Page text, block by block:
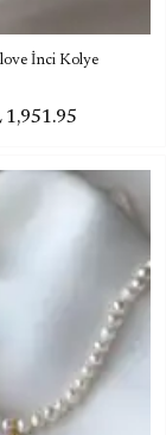
love İnci Kolye
1,951.95